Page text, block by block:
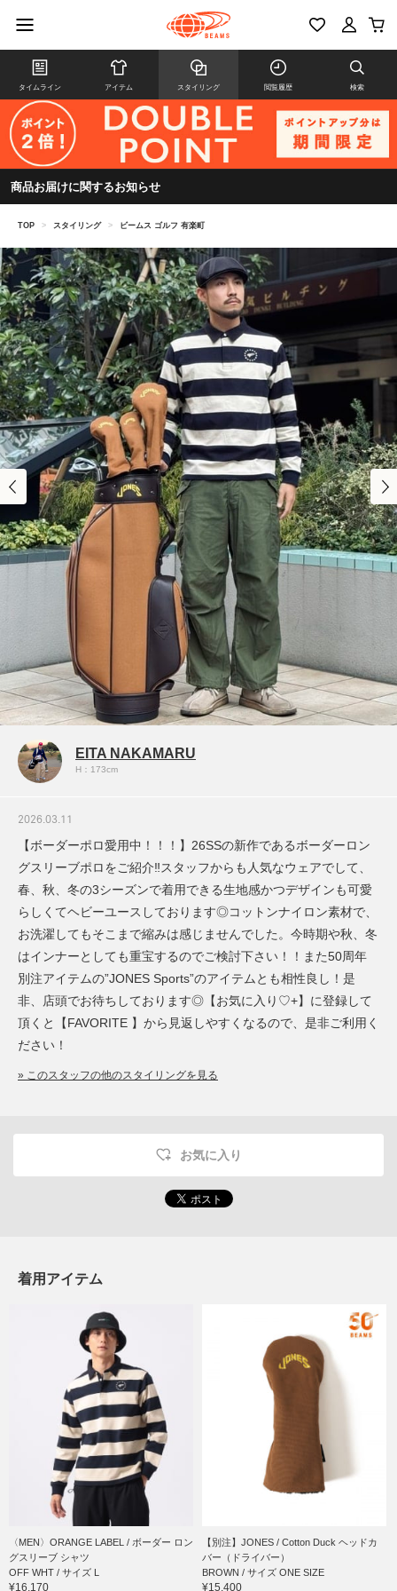
タイムライン アイテム スタイリング 閲覧履歴 検索
商品お届けに関するお知らせ
TOP > スタイリング > ビームス ゴルフ 有楽町
EITA NAKAMARU
H：173cm
2026.03.11
【ボーダーポロ愛用中！！！】26SSの新作であるボーダーロン
グスリーブポロをご紹介‼︎スタッフからも人気なウェアでして、
春、秋、冬の3シーズンで着用できる生地感かつデザインも可愛
らしくてヘビーユースしております◎コットンナイロン素材で、
お洗濯してもそこまで縮みは感じませんでした。今時期や秋、冬
はインナーとしても重宝するのでご検討下さい！！また50周年
別注アイテムの”JONES Sports”のアイテムとも相性良し！是
非、店頭でお待ちしております◎【お気に入り♡+】に登録して
頂くと【FAVORITE 】から見返しやすくなるので、是非ご利用く
ださい！
» このスタッフの他のスタイリングを見る
お気に入り
着用アイテム
〈MEN〉ORANGE LABEL / ボーダー ロン
グスリーブ シャツ
OFF WHT / サイズ L
¥16,170
【別注】JONES / Cotton Duck ヘッドカ
バー（ドライバー）
BROWN / サイズ ONE SIZE
¥15,400